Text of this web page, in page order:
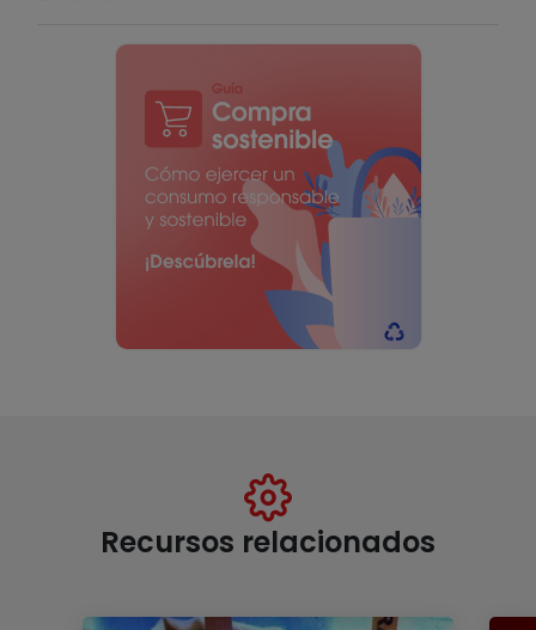
Recursos relacionados